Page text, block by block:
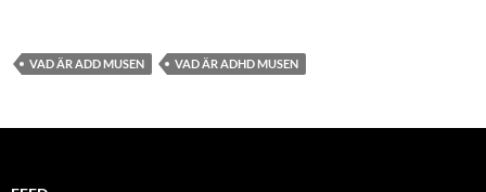
VAD ÄR ADD MUSEN VAD ÄR ADHD MUSEN